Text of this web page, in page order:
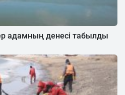
адамның денесі табылды